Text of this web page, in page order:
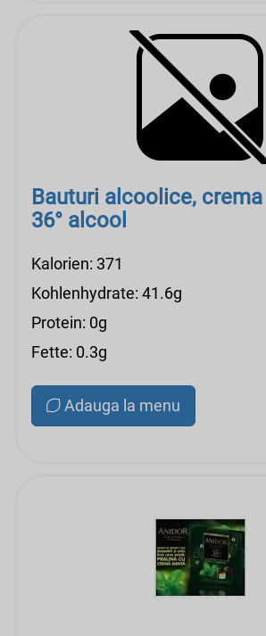
Bauturi alcoolice,
36° alcool
Kalorien: 371
Kohlenhydrate: 41.6g
Protein: 0g
Fette: 0.3g
Adauga la menu